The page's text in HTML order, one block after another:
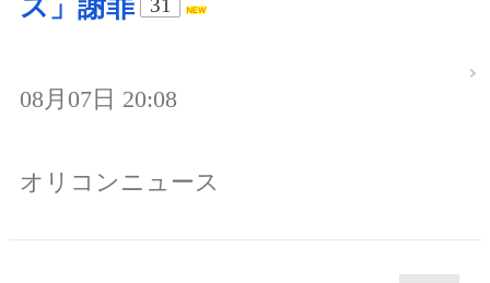
ス」謝罪
31
08月07日 20:08
オリコンニュース